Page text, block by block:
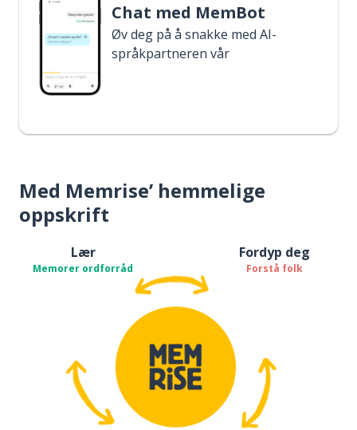
Chat med MemBot
Øv deg på å snakke med AI-
språkpartneren vår
Med Memrise’ hemmelige
oppskrift
Lær
Memorer ordforråd
Fordyp deg
Forstå folk